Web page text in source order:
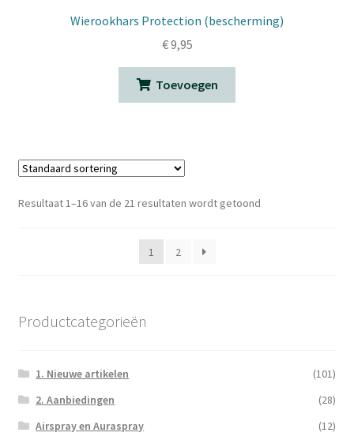
Wierookhars Protection (bescherming)
€9,95
Toevoegen
Resultaat 1–16 van de 21 resultaten wordt getoond
1 2
Productcategorieën
1. Nieuwe artikelen
(101)
2. Aanbiedingen
(28)
Airspray en Auraspray
(12)